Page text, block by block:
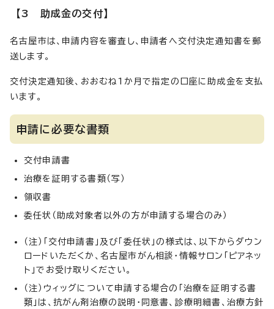
【3 助成金の交付】
名古屋市は、申請内容を審査し、申請者へ交付決定通知書を郵
送します。
交付決定通知後、おおむね1か月で指定の口座に助成金を支払
います。
申請に必要な書類
交付申請書
治療を証明する書類（写）
領収書
委任状（助成対象者以外の方が申請する場合のみ）
（注）「交付申請書」及び「委任状」の様式は、以下からダウン
ロードいただくか、名古屋市がん相談・情報サロン「ピアネッ
ト」でお受け取りください。
（注）ウィッグについて申請する場合の「治療を証明する書
類」は、抗がん剤治療の説明・同意書、診療明細書、治療方針